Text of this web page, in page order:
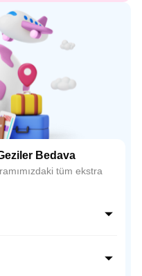
Bedava
tüm ekstra
La Mezquita (Ulu Cami)